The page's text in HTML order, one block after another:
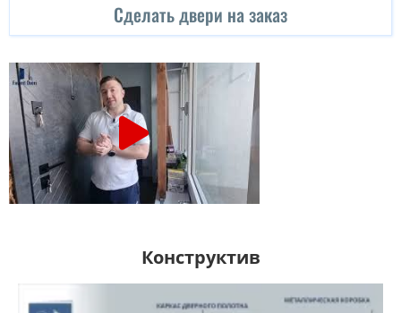
Сделать двери на заказ
Конструктив